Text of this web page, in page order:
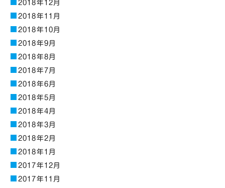
2018年12月
2018年11月
2018年10月
2018年9月
2018年8月
2018年7月
2018年6月
2018年5月
2018年4月
2018年3月
2018年2月
2018年1月
2017年12月
2017年11月